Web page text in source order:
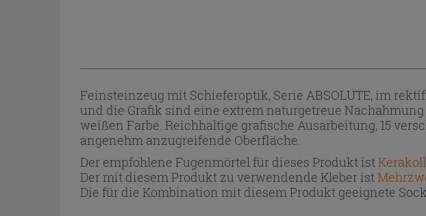
Feinsteinzeug mit Schieferoptik, Serie ABSOLUTE, im
und die Grafik sind eine extrem naturgetreue
weißen Farbe. Reichhaltige grafische Ausarbeitung, 15
angenehm anzugreifende Oberfläche.
Der empfohlene Fugenmörtel für dieses Produkt ist
Der mit diesem Produkt zu verwendende Kleber ist
Die für die Kombination mit diesem Produkt geeignete